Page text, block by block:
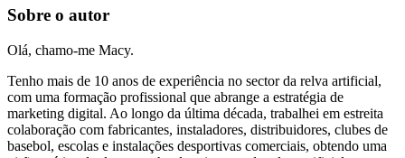
Sobre o autor
Olá, chamo-me Macy.
Tenho mais de 10 anos de experiência no sector da relva artificial,
com uma formação profissional que abrange a estratégia de
marketing digital. Ao longo da última década, trabalhei em estreita
colaboração com fabricantes, instaladores, distribuidores, clubes de
basebol, escolas e instalações desportivas comerciais, obtendo uma